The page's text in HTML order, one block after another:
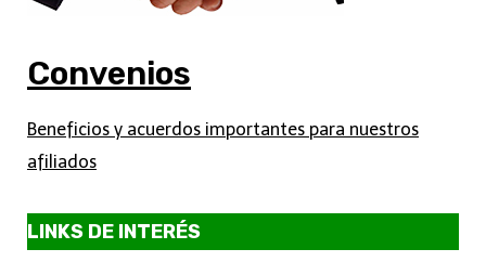
Convenios
Beneficios y acuerdos importantes para nuestros
afiliados
LINKS DE INTERÉS